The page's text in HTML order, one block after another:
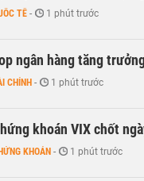
TẾ - 1 phút trước
ngân hàng tăng
CHÍNH - 1 phút trước
khoán VIX chốt
KHOÁN - 1 phút trước